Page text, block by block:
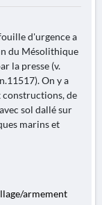
d'urgence a
du Mésolithique
la presse (v.
On y a
constructions, de
sol dallé sur
marins et
armement